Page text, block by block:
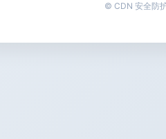
© CDN 安全防